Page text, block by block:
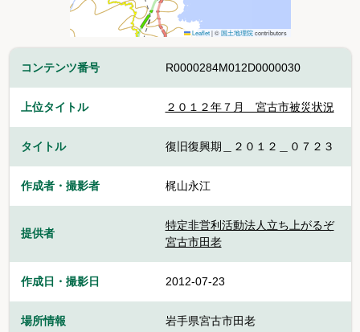
Leaflet |©国土地理院contributors
コンテンツ番号 R0000284M012D0000030
上位タイトル ２０１２年７月＿宮古市被災状況
タイトル 復旧復興期＿２０１２＿０７２３
作成者・撮影者 梶山永江
提供者
特定非営利活動法人立ち上がるぞ
宮古市田老
作成日・撮影日 2012-07-23
場所情報 岩手県宮古市田老